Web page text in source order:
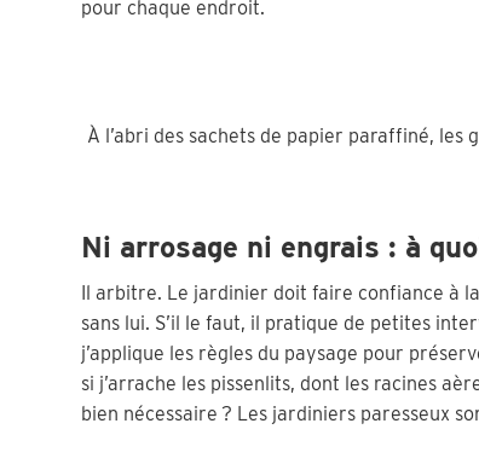
pour chaque endroit.
À l’abri des sachets de papier paraffiné,
Ni arrosage ni engrais : à
Il arbitre. Le jardinier doit faire confiance à
sans lui. S’il le faut, il pratique de petites
j’applique les règles du paysage pour
si j’arrache les pissenlits, dont les racines
bien nécessaire ? Les jardiniers paresseux